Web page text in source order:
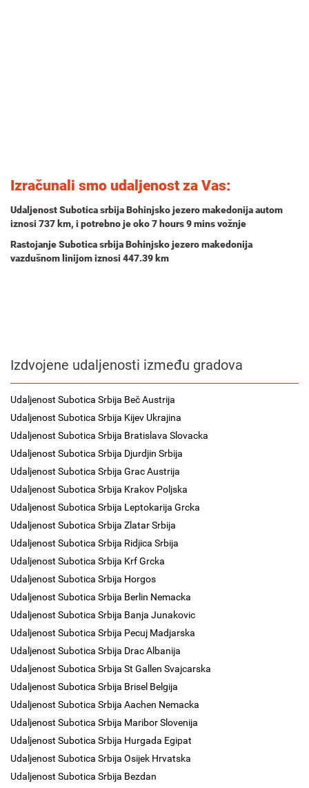
Izračunali smo udaljenost za Vas:
Udaljenost Subotica srbija Bohinjsko jezero makedonija autom
iznosi 737 km, i potrebno je oko7 hours 9 minsvožnje
Rastojanje Subotica srbija Bohinjsko jezero makedonija
vazdušnom linijom iznosi 447.39 km
Izdvojene udaljenosti između gradova
Udaljenost Subotica Srbija Beč Austrija
Udaljenost Subotica Srbija Kijev Ukrajina
Udaljenost Subotica Srbija Bratislava Slovacka
Udaljenost Subotica Srbija Djurdjin Srbija
Udaljenost Subotica Srbija Grac Austrija
Udaljenost Subotica Srbija Krakov Poljska
Udaljenost Subotica Srbija Leptokarija Grcka
Udaljenost Subotica Srbija Zlatar Srbija
Udaljenost Subotica Srbija Ridjica Srbija
Udaljenost Subotica Srbija Krf Grcka
Udaljenost Subotica Srbija Horgos
Udaljenost Subotica Srbija Berlin Nemacka
Udaljenost Subotica Srbija Banja Junakovic
Udaljenost Subotica Srbija Pecuj Madjarska
Udaljenost Subotica Srbija Drac Albanija
Udaljenost Subotica Srbija St Gallen Svajcarska
Udaljenost Subotica Srbija Brisel Belgija
Udaljenost Subotica Srbija Aachen Nemacka
Udaljenost Subotica Srbija Maribor Slovenija
Udaljenost Subotica Srbija Hurgada Egipat
Udaljenost Subotica Srbija Osijek Hrvatska
Udaljenost Subotica Srbija Bezdan